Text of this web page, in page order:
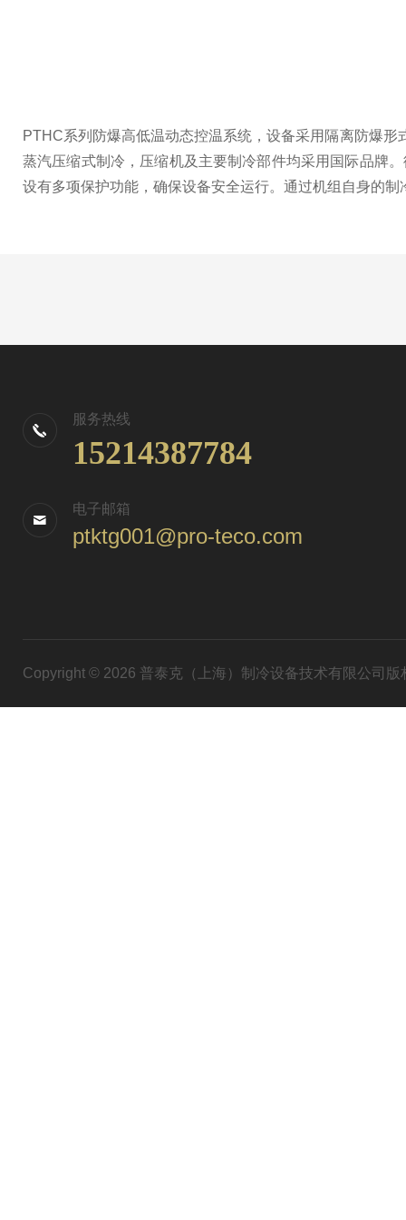
PTHC系列防爆高低温动态控温系统，设备采用隔离防爆
蒸汽压缩式制冷，压缩机及主要制冷部件均采用国际品牌
设有多项保护功能，确保设备安全运行。通过机组自身的
服务热线
15214387784
电子邮箱
ptktg001@pro-teco.com
Copyright © 2026 普泰克（上海）制冷设备技术有限公司版